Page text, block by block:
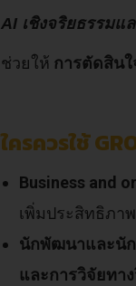
AI เชิงจริยธรรมแ
ช่วยให้ การตัดสินใ
ใครควรใช้
Business and
เพิ่มประสิทธิภา
นักพัฒนาและนั
และการวิจัยทา